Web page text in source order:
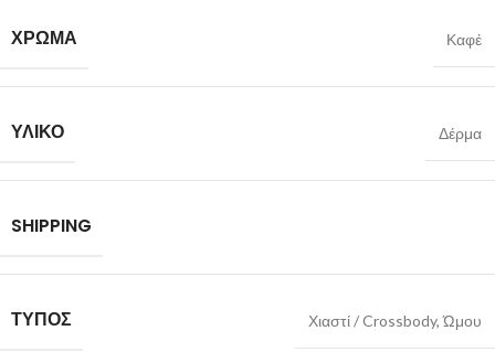
ΧΡΏΜΑ Καφέ
ΥΛΙΚΌ Δέρμα
SHIPPING
ΤΎΠΟΣ Χιαστί / Crossbody,Ώμου